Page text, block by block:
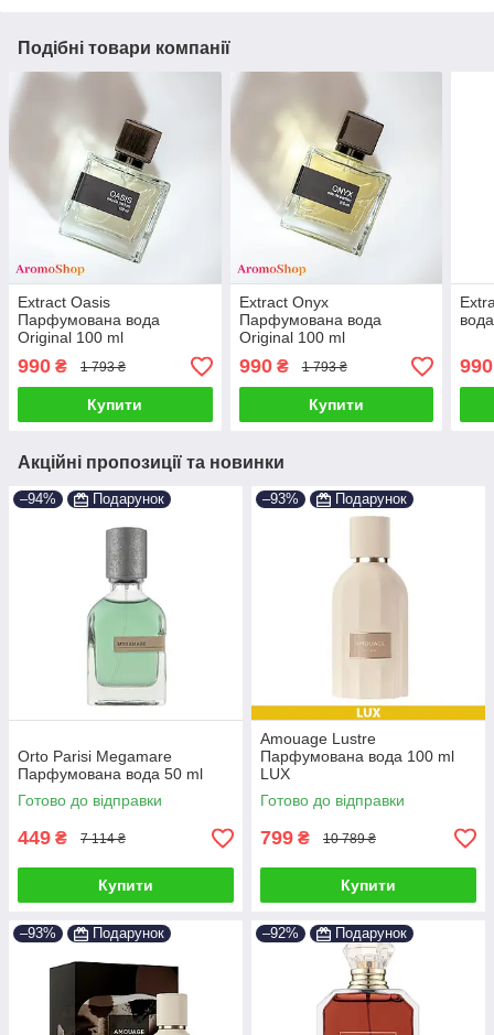
Подібні товари компанії
Extract Oasis
Парфумована вода
Original 100 ml
990 ₴ 1 793 ₴
Купити
Extract Onyx
Парфумована вода
Original 100 ml
990₴ 1 793 ₴
Купити
990
Акційні пропозиції та новинки
–94% Подарунок
Orto Parisi Megamare
Парфумована вода 50 ml
Готово до відправки
449 ₴ 7 114 ₴
Купити
–93% Подарунок
Amouage Lustre
Парфумована вода 100 ml
LUX
Готово до відправки
799 ₴ 10 789 ₴
Купити
–93% Подарунок –92% Подарунок